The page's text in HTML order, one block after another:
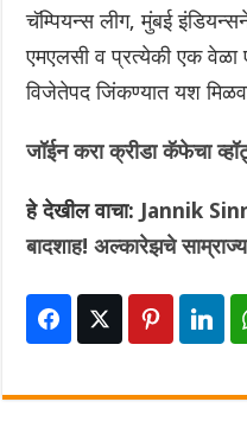
चॅम्पियन्स लीग, मुंबई
एमएलसी व प्रत्येकी एक
विजेतेपद जिंकण्यात यश
जॉईन करा क्रीडा कॅफेचा
हे देखील वाचा: Jannik
बादशाह! अल्कारेझचे